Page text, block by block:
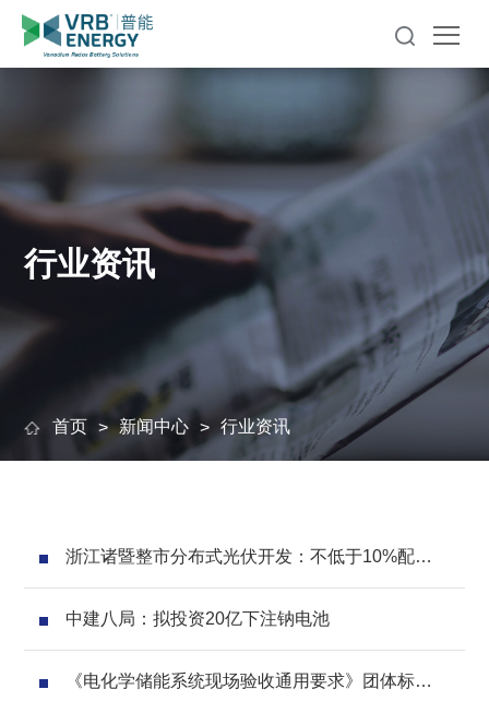
行业资讯
首页 > 新闻中心 > 行业资讯
浙江诸暨整市分布式光伏开发：不低于10%配建
储能
中建八局：拟投资20亿下注钠电池
《电化学储能系统现场验收通用要求》团体标准